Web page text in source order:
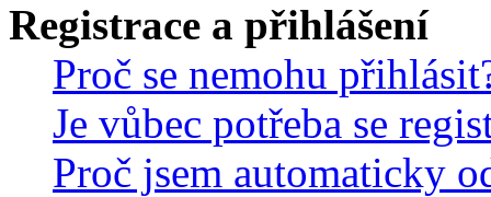
Registrace a přihlášení
Proč se nemohu
Je vůbec potřeba se
Proč jsem automaticky